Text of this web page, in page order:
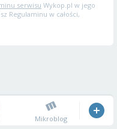
serwisu Wykop.pl w jego
Regulaminu w całości,
Mikroblog